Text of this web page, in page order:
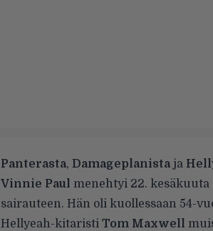
Panterasta, Damageplanistaja
Vinnie Paul menehtyi 22.
sairauteen. Hän oli kuollessaan 54-
Hellyeah-kitaristi Tom Maxwell